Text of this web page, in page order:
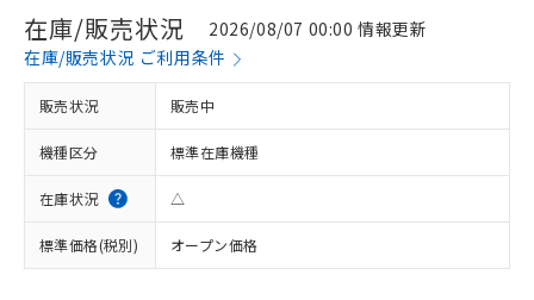
在庫/販売状況
2026/08/07 00:00 情報更新
在庫/販売状況 ご利用条件
販売状況 販売中
機種区分 標準在庫機種
在庫状況 △
標準価格(税別) オープン価格